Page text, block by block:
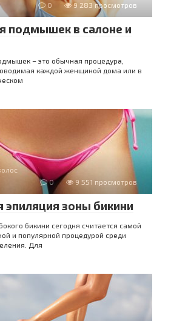
0
9 283 просмотров
подмышек в салоне и
– это обычная процедура,
каждой женщиной дома или в
0
9 551 просмотров
эпиляция зоны бикини
бикини сегодня считается самой
и популярной процедурой среди
Для